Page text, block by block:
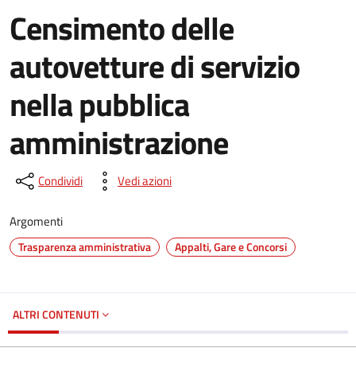
Censimento delle
autovetture di servizio
nella pubblica
amministrazione
Condividi Vedi azioni
Argomenti
Trasparenza amministrativa Appalti, Gare e Concorsi
ALTRI CONTENUTI